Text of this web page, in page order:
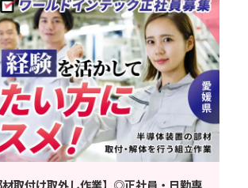
材取付け取外し作業】◎正社員・日勤専